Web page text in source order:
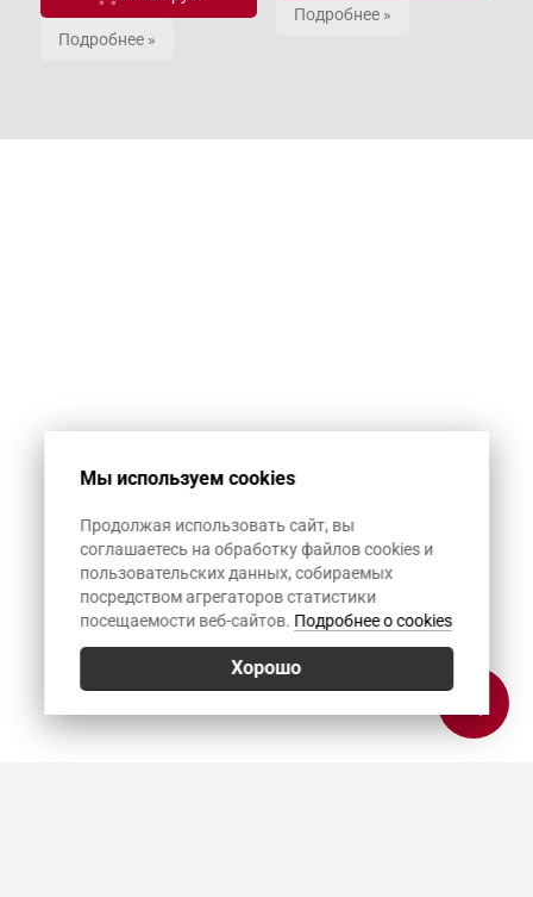
Подробнее »
Подробнее »
Мы используем cookies
Продолжая использовать сайт, вы
соглашаетесь на обработку файлов cookies и
пользовательских данных, собираемых
посредством агрегаторов статистики
посещаемости веб-сайтов. Подробнее о cookies
Хорошо